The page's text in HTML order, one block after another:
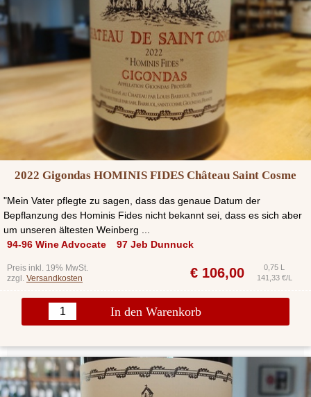
2022 Gigondas HOMINIS FIDES Château Saint Cosme
"Mein Vater pflegte zu sagen, dass das genaue Datum der
Bepflanzung des Hominis Fides nicht bekannt sei, dass es sich aber
um unseren ältesten Weinberg ...
94-96 Wine Advocate
97 Jeb Dunnuck
Preis inkl. 19% MwSt.
zzgl. Versandkosten € 106,00
0,75 L
141,33 €/L
In den Warenkorb